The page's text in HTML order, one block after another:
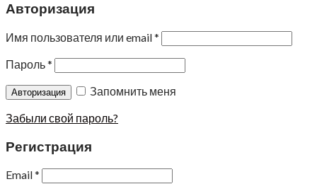
Авторизация
Имя пользователя или email*
Пароль*
Запомнить меня
Забыли свой пароль?
Регистрация
Email*